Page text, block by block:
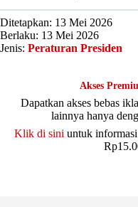
Ditetapkan: 13 Mei 2026
Berlaku: 13 Mei 2026
Jenis: Peraturan Presiden
Akses
Dapatkan akses bebas
lainnya hanya
Klik di sini untuk